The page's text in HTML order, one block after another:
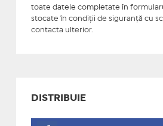
toate datele completate în
stocate în condiţii de siguranţă cu
contacta ulterior.
DISTRIBUIE